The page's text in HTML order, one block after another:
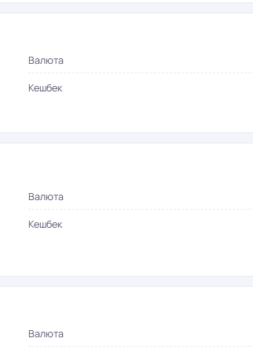
Валюта
Кешбек
Валюта
Кешбек
Валюта